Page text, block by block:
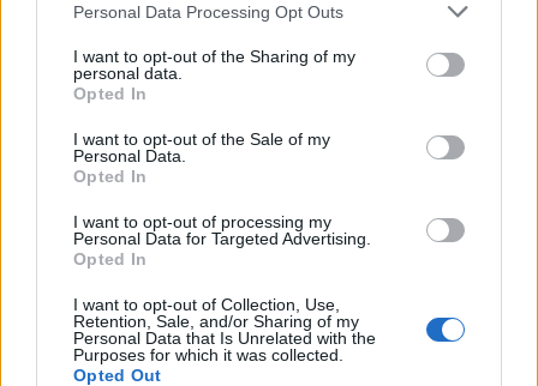
Personal Data Processing Opt Outs
I want to opt-out of the Sharing of my
personal data.
Opted In
I want to opt-out of the Sale of my
Personal Data.
Opted In
I want to opt-out of processing my
Personal Data for Targeted Advertising.
Opted In
I want to opt-out of Collection, Use,
Retention, Sale, and/or Sharing of my
Personal Data that Is Unrelated with the
Purposes for which it was collected.
Opted Out
Русия започна да внася петролни
продукти от Южна Корея.
07.08.2026 / 17:05